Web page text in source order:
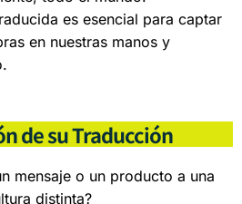
es esencial para captar
en nuestras manos y
de su Traducción
mensaje o un producto a una
distinta?